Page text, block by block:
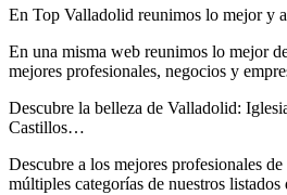
En Top Valladolid reunimos lo mejor y
En una misma web reunimos lo mejor
mejores profesionales, negocios y
Descubre la belleza de Valladolid:
Castillos…
Descubre a los mejores profesionales
múltiples categorías de nuestros